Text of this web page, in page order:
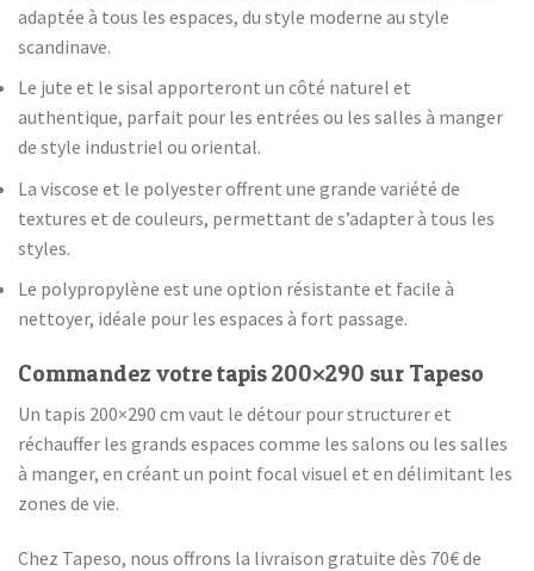
adaptée à tous les espaces, du style moderne au style
scandinave.
Le jute et le sisal apporteront un côté naturel et
authentique, parfait pour les entrées ou les salles à manger
de style industriel ou oriental.
La viscose et le polyester offrent une grande variété de
textures et de couleurs, permettant de s’adapter à tous les
styles.
Le polypropylène est une option résistante et facile à
nettoyer, idéale pour les espaces à fort passage.
Commandez votre tapis 200×290 sur Tapeso
Un tapis 200×290 cm vaut le détour pour structurer et
réchauffer les grands espaces comme les salons ou les salles
à manger, en créant un point focal visuel et en délimitant les
zones de vie.
Chez Tapeso, nous offrons la livraison gratuite dès 70€ de